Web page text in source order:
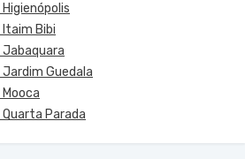
Bibi
Jabaquara
Guedala
Parada